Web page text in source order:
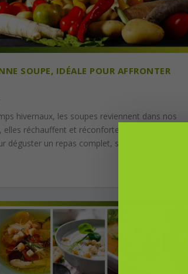
SOUPE, IDÉALE POUR AFFRONTER
hivernaux, les soupes reviennent dans nos
elles réchauffent et réconfortent. Bonne nouvelle,
déguster un repas complet, sans prendre de